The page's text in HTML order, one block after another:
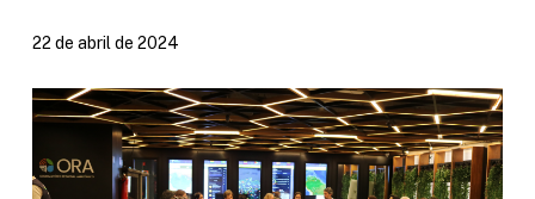
22 de abril de 2024